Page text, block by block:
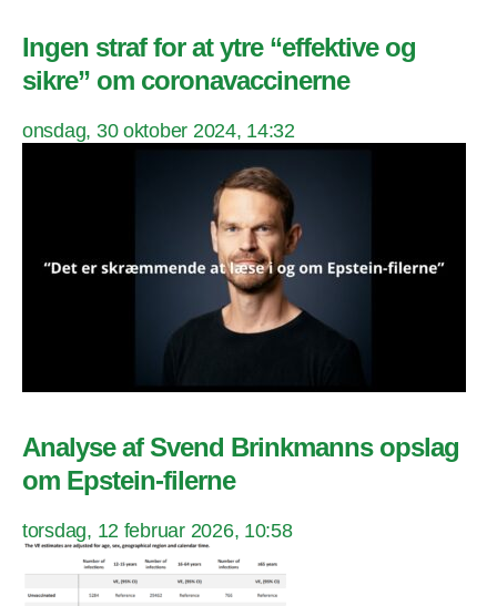
Ingen straf for at ytre “effektive og
sikre” om coronavaccinerne
onsdag, 30 oktober 2024, 14:32
Analyse af Svend Brinkmanns opslag
om Epstein-filerne
torsdag, 12 februar 2026, 10:58